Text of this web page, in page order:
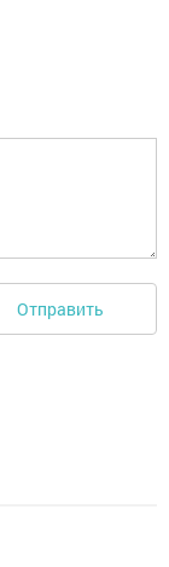
Отправить